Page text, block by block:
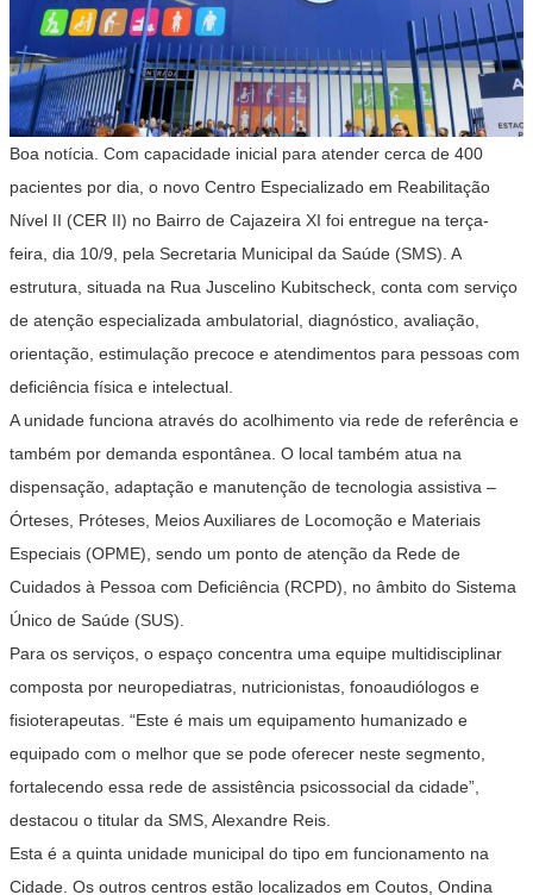
Boa notícia. Com capacidade inicial para atender cerca de 400
pacientes por dia, o novo Centro Especializado em Reabilitação
Nível II (CER II) no Bairro de Cajazeira XI foi entregue na terça-
feira, dia 10/9, pela Secretaria Municipal da Saúde (SMS). A
estrutura, situada na Rua Juscelino Kubitscheck, conta com serviço
de atenção especializada ambulatorial, diagnóstico, avaliação,
orientação, estimulação precoce e atendimentos para pessoas com
deficiência física e intelectual.
A unidade funciona através do acolhimento via rede de referência e
também por demanda espontânea. O local também atua na
dispensação, adaptação e manutenção de tecnologia assistiva –
Órteses, Próteses, Meios Auxiliares de Locomoção e Materiais
Especiais (OPME), sendo um ponto de atenção da Rede de
Cuidados à Pessoa com Deficiência (RCPD), no âmbito do Sistema
Único de Saúde (SUS).
Para os serviços, o espaço concentra uma equipe multidisciplinar
composta por neuropediatras, nutricionistas, fonoaudiólogos e
fisioterapeutas. “Este é mais um equipamento humanizado e
equipado com o melhor que se pode oferecer neste segmento,
fortalecendo essa rede de assistência psicossocial da cidade”,
destacou o titular da SMS, Alexandre Reis.
Esta é a quinta unidade municipal do tipo em funcionamento na
Cidade. Os outros centros estão localizados em Coutos, Ondina